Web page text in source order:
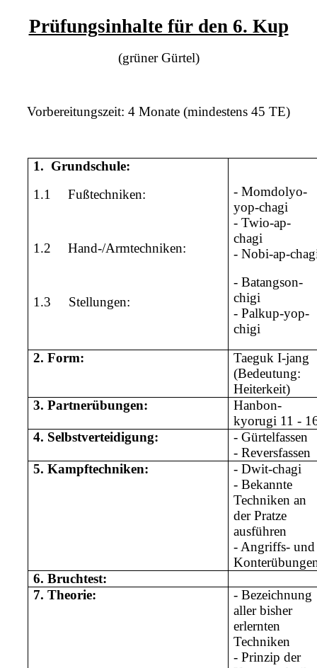
Prüfungsinhalte für den 6. Kup
(grüner Gürtel)
Vorbereitungszeit: 4 Monate (mindestens 45 TE)
1. Grundschule:
1.1
Fußtechniken:
1.2 Hand-/Armtechniken:
1.3 Stellungen:
- Momdolyo-
yop-chagi
- Twio-ap-
chagi
- Nobi-ap-
- Batangson-
chigi
- Palkup-yop-
chigi
2. Form:
Taeguk I-jang
(Bedeutung:
Heiterkeit)
3. Partnerübungen:
Hanbon-
kyorugi 11 -
4. Selbstverteidigung:
- Gürtelfassen
- Reversfassen
5. Kampftechniken:
- Dwit-chagi
- Bekannte
Techniken an
der Pratze
ausführen
- Angriffs- und
6. Bruchtest:
7. Theorie:
- Bezeichnung
aller bisher
erlernten
Techniken
- Prinzip der